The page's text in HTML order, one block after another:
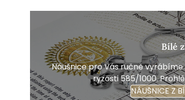
Bílé
Náušnice pro Vás ručně
ryzosti 585/1000.
NÁUŠNICE Z